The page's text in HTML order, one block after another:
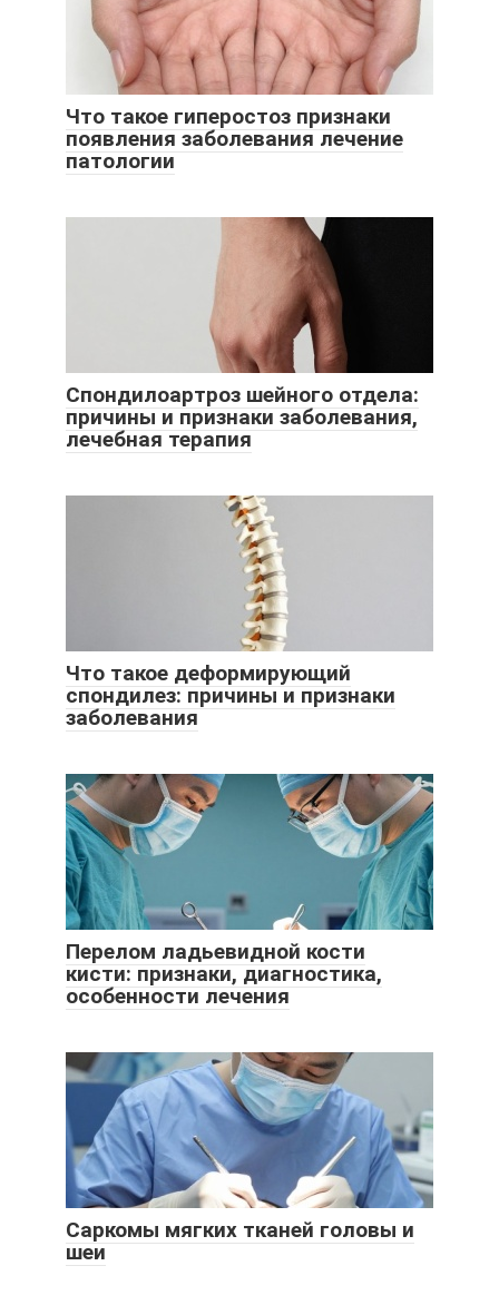
Что такое гиперостоз признаки
появления заболевания лечение
патологии
Спондилоартроз шейного отдела:
причины и признаки заболевания,
лечебная терапия
Что такое деформирующий
спондилез: причины и признаки
заболевания
Перелом ладьевидной кости
кисти: признаки, диагностика,
особенности лечения
Саркомы мягких тканей головы и
шеи